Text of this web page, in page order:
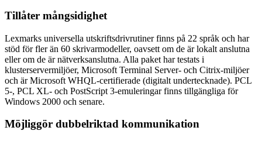
Tillåter mångsidighet
Lexmarks universella utskriftsdrivrutiner finns på 22 språk och har
stöd för fler än 60 skrivarmodeller, oavsett om de är lokalt anslutna
eller om de är nätverksanslutna. Alla paket har testats i
klusterservermiljöer, Microsoft Terminal Server- och Citrix-miljöer
och är Microsoft WHQL-certifierade (digitalt undertecknade). PCL
5-, PCL XL- och PostScript 3-emuleringar finns tillgängliga för
Windows 2000 och senare.
Möjliggör dubbelriktad kommunikation